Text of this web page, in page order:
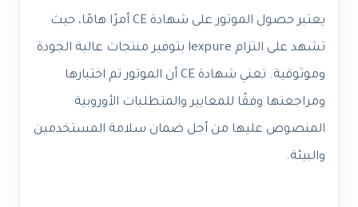
يعتبر حصول الموتور على شهادة CE أمرًا هامًا، حيث
تشهد على التزام lexpure بتوفير منتجات عالية الجودة
وموثوقية. تعني شهادة CE أن الموتور تم اختبارها
ومراجعتها وفقًا للمعايير والمتطلبات الأوروبية
المنصوص عليها من أجل ضمان سلامة المستخدمين
والبيئة.